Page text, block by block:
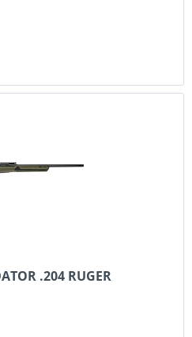
.204 RUGER